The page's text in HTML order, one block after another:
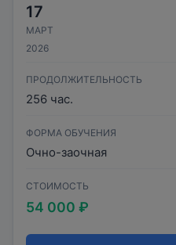
17
МАРТ
2026
ПРОДОЛЖИТЕЛЬНОСТЬ
256 час.
ФОРМА ОБУЧЕНИЯ
Очно-заочная
СТОИМОСТЬ
54 000 ₽